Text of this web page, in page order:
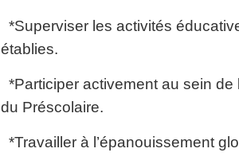
*Superviser les activités
établies.
*Participer activement au sein
du Préscolaire.
*Travailler à l’épanouissement